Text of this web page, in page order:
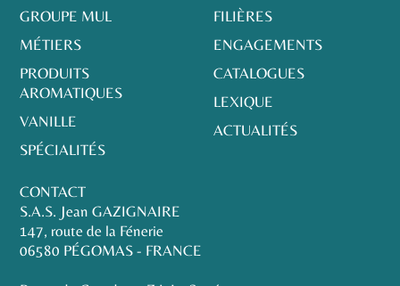
GROUPE MUL
MÉTIERS
PRODUITS
AROMATIQUES
VANILLE
SPÉCIALITÉS
FILIÈRES
ENGAGEMENTS
CATALOGUES
LEXIQUE
ACTUALITÉS
CONTACT
S.A.S. Jean GAZIGNAIRE
147, route de la Fénerie
06580 PÉGOMAS - FRANCE